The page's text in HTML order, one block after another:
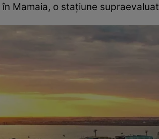
în Mamaia, o stațiune